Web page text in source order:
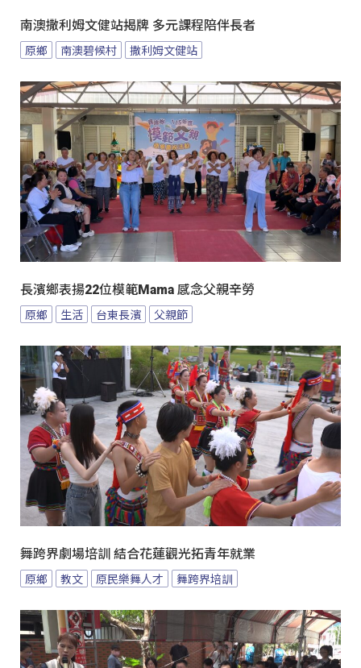
南澳撒利姆文健站揭牌 多元課程陪伴長者
原鄉 南澳碧候村 撒利姆文健站
長濱鄉表揚22位模範Mama 感念父親辛勞
原鄉 生活 台東長濱 父親節
舞跨界劇場培訓 結合花蓮觀光拓青年就業
原鄉 教文 原民樂舞人才 舞跨界培訓